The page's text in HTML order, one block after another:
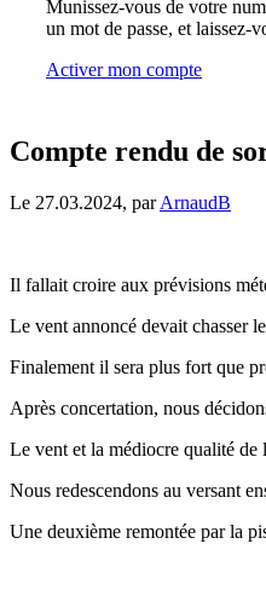
Munissez-vous de votre
un mot de passe, et laissez-
Activer mon compte
Compte rendu de
Le 27.03.2024, parArnaudB
Il fallait croire aux prévisions
Le vent annoncé devait chasser
Finalement il sera plus fort que
Après concertation, nous
Le vent et la médiocre qualité de
Nous redescendons au versant
Une deuxième remontée par la